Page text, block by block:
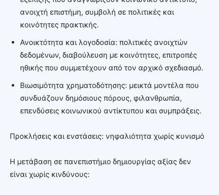
ανοιχτή επιστήμη, συμβολή σε πολιτικές και
κοινότητες πρακτικής.
Ανοικτότητα και λογοδοσία: πολιτικές ανοιχτών
δεδομένων, διαβούλευση με κοινότητες, επιτροπές
ηθικής που συμμετέχουν από τον αρχικό σχεδιασμό.
Βιωσιμότητα χρηματοδότησης: μεικτά μοντέλα που
συνδυάζουν δημόσιους πόρους, φιλανθρωπία,
επενδύσεις κοινωνικού αντίκτυπου και συμπράξεις.
Προκλήσεις και ενστάσεις: νηφαλιότητα χωρίς κυνισμό
Η μετάβαση σε πανεπιστήμιο δημιουργίας αξίας δεν
είναι χωρίς κινδύνους: